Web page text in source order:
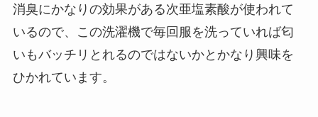
消臭にかなりの効果がある次亜塩素酸が使われて
いるので、この洗濯機で毎回服を洗っていれば匂
いもバッチリとれるのではないかとかなり興味を
ひかれています。